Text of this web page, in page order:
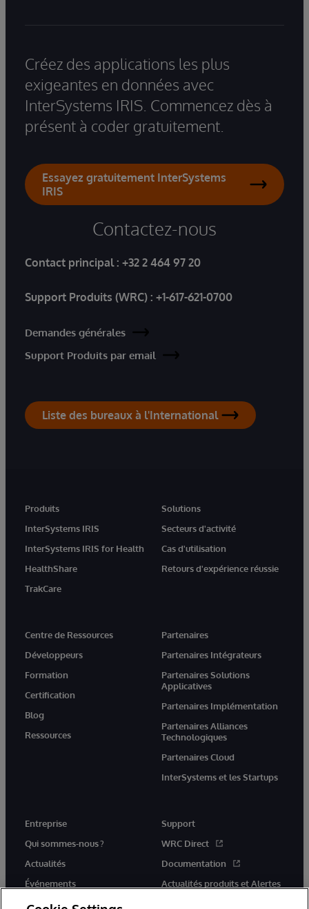
Créez des applications les plus
exigeantes en données avec
InterSystems IRIS. Commencez dès à
présent à coder gratuitement.
Essayez gratuitement InterSystems
IRIS
Contactez-nous
Contact principal : +32 2 464 97 20
Support Produits (WRC) : +1-617-621-0700
Demandes générales
Support Produits par email
Liste des bureaux à l'International
Produits
InterSystems IRIS
InterSystems IRIS for Health
HealthShare
TrakCare
Solutions
Secteurs d'activité
Cas d'utilisation
Retours d'expérience réussie
Centre de Ressources
Développeurs
Formation
Certification
Blog
Ressources
Partenaires
Partenaires Intégrateurs
Partenaires Solutions
Applicatives
Partenaires Implémentation
Partenaires Alliances
Technologiques
Partenaires Cloud
InterSystems et les Startups
Entreprise
Qui sommes-nous ?
Actualités
Événements
Rejoignez-nous
Support
WRC Direct
Documentation
Actualités produits et Alertes